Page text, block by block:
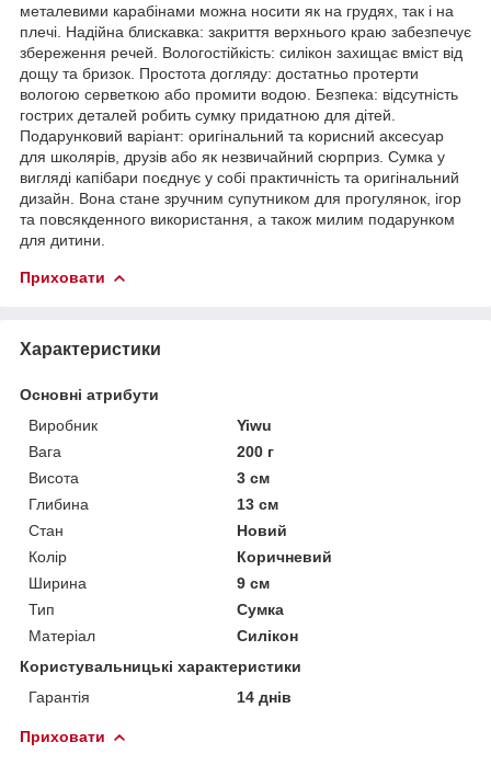
металевими карабінами можна носити як на грудях, так і на
плечі. Надійна блискавка: закриття верхнього краю забезпечує
збереження речей. Вологостійкість: силікон захищає вміст від
дощу та бризок. Простота догляду: достатньо протерти
вологою серветкою або промити водою. Безпека: відсутність
гострих деталей робить сумку придатною для дітей.
Подарунковий варіант: оригінальний та корисний аксесуар
для школярів, друзів або як незвичайний сюрприз. Сумка у
вигляді капібари поєднує у собі практичність та оригінальний
дизайн. Вона стане зручним супутником для прогулянок, ігор
та повсякденного використання, а також милим подарунком
для дитини.
Приховати
Характеристики
Основні атрибути
Виробник
Yiwu
Вага
200 г
Висота
3 см
Глибина
13 см
Стан
Новий
Колір
Коричневий
Ширина
9 см
Тип
Сумка
Матеріал
Силікон
Користувальницькі характеристики
Гарантія
14 днів
Приховати